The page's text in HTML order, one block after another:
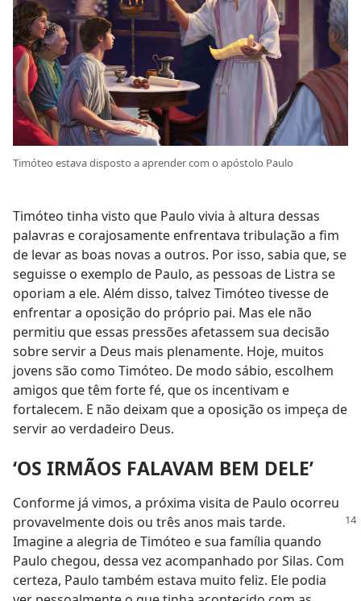
Timóteo estava disposto a aprender com o apóstolo Paulo
Timóteo tinha visto que Paulo vivia à altura dessas
palavras e corajosamente enfrentava tribulação a fim
de levar as boas novas a outros. Por isso, sabia que, se
seguisse o exemplo de Paulo, as pessoas de Listra se
oporiam a ele. Além disso, talvez Timóteo tivesse de
enfrentar a oposição do próprio pai. Mas ele não
permitiu que essas pressões afetassem sua decisão
sobre servir a Deus mais plenamente. Hoje, muitos
jovens são como Timóteo. De modo sábio, escolhem
amigos que têm forte fé, que os incentivam e
fortalecem. E não deixam que a oposição os impeça de
servir ao verdadeiro Deus.
‘OS IRMÃOS FALAVAM BEM DELE’
Conforme já vimos, a próxima visita de Paulo ocorreu
provavelmente dois ou três anos mais tarde.
Imagine a alegria de Timóteo e sua família quando
Paulo chegou, dessa vez acompanhado por Silas. Com
certeza, Paulo também estava muito feliz. Ele podia